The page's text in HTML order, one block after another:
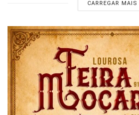
CARREGAR MAIS